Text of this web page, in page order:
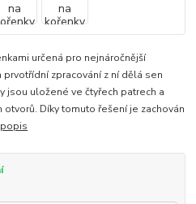
určená pro nejnáročnější
prvotřídní zpracování z ní dělá sen
jsou uložené ve čtyřech patrech a
Díky tomuto řešení je zachován